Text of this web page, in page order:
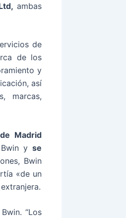
ambas
de
de los
y
así
marcas,
Madrid
y se
Bwin
«de un
“Los